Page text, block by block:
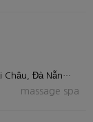
148 Bạch Đằng, Hải Châu 1, Hải Châu, Đà Nẵng 550000, Việt Nam
massage spa